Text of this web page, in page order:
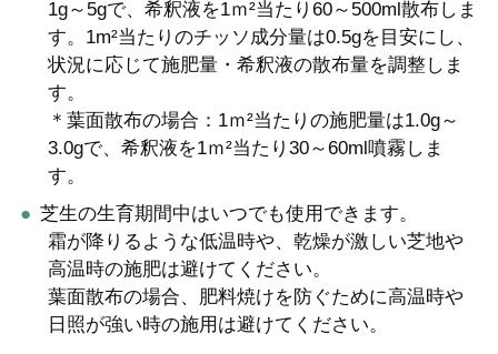
1g～5gで、希釈液を1ｍ²当たり60～500ml散布しま
す。1m²当たりのチッソ成分量は0.5gを目安にし、
状況に応じて施肥量・希釈液の散布量を調整しま
す。
＊葉面散布の場合：1ｍ²当たりの施肥量は1.0g～
3.0gで、希釈液を1ｍ²当たり30～60ml噴霧しま
す。
芝生の生育期間中はいつでも使用できます。
霜が降りるような低温時や、乾燥が激しい芝地や
高温時の施肥は避けてください。
葉面散布の場合、肥料焼けを防ぐために高温時や
日照が強い時の施用は避けてください。